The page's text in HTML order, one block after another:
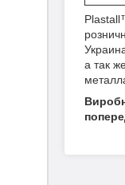
а так